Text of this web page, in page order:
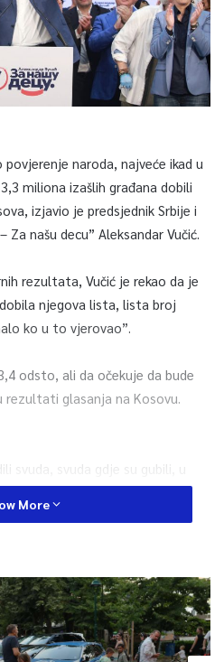
naroda, najveće ikad u
miliona izašlih građana dobili
izjavio je predsjednik Srbije i
našu decu” Aleksandar Vučić.
rezultata, Vučić je rekao da je
njegova lista, lista broj
ko u to vjerovao”.
odsto, ali da očekuje da bude
glasanja na Kosovu.
svuda, svuda gdje su gubili, u
tamo gdje nikada nisu
Srpska gdje je glasalo 87
More